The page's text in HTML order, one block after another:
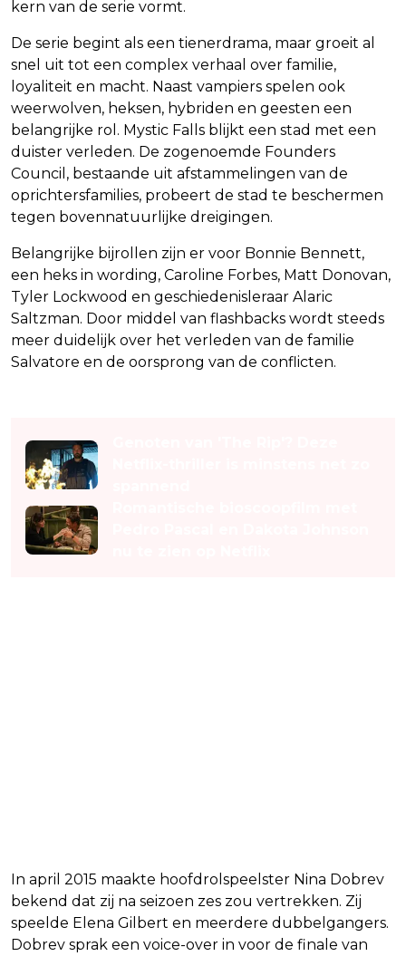
kern van de serie vormt.
De serie begint als een tienerdrama, maar groeit al
snel uit tot een complex verhaal over familie,
loyaliteit en macht. Naast vampiers spelen ook
weerwolven, heksen, hybriden en geesten een
belangrijke rol. Mystic Falls blijkt een stad met een
duister verleden. De zogenoemde Founders
Council, bestaande uit afstammelingen van de
oprichtersfamilies, probeert de stad te beschermen
tegen bovennatuurlijke dreigingen.
Belangrijke bijrollen zijn er voor Bonnie Bennett,
een heks in wording, Caroline Forbes, Matt Donovan,
Tyler Lockwood en geschiedenisleraar Alaric
Saltzman. Door middel van flashbacks wordt steeds
meer duidelijk over het verleden van de familie
Salvatore en de oorsprong van de conflicten.
In april 2015 maakte hoofdrolspeelster Nina Dobrev
bekend dat zij na seizoen zes zou vertrekken. Zij
speelde Elena Gilbert en meerdere dubbelgangers.
Dobrev sprak een voice-over in voor de finale van